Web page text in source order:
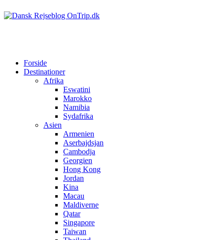
Forside
Destinationer
Afrika
Eswatini
Marokko
Namibia
Sydafrika
Asien
Armenien
Aserbajdsjan
Cambodja
Georgien
Hong Kong
Jordan
Kina
Macau
Maldiverne
Qatar
Singapore
Taiwan